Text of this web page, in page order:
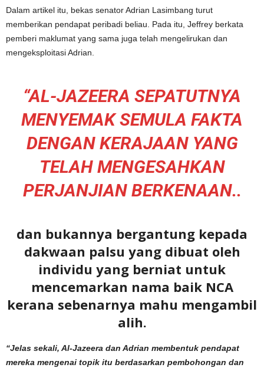
Dalam artikel itu, bekas senator Adrian Lasimbang turut
memberikan pendapat peribadi beliau. Pada itu, Jeffrey berkata
pemberi maklumat yang sama juga telah mengelirukan dan
mengeksploitasi Adrian.
“AL-JAZEERA SEPATUTNYA
MENYEMAK SEMULA FAKTA
DENGAN KERAJAAN YANG
TELAH MENGESAHKAN
PERJANJIAN BERKENAAN..
dan bukannya bergantung kepada
dakwaan palsu yang dibuat oleh
individu yang berniat untuk
mencemarkan nama baik NCA
kerana sebenarnya mahu mengambil
alih.
“Jelas sekali, Al-Jazeera dan Adrian membentuk pendapat
mereka mengenai topik itu berdasarkan pembohongan dan